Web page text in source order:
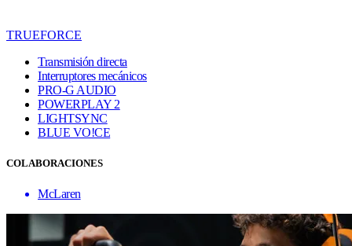
TRUEFORCE
Transmisión directa
Interruptores mecánicos
PRO-G AUDIO
POWERPLAY 2
LIGHTSYNC
BLUE VO!CE
COLABORACIONES
McLaren